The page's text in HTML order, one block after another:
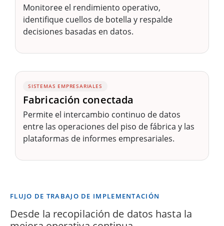
Monitoree el rendimiento operativo,
identifique cuellos de botella y respalde
decisiones basadas en datos.
SISTEMAS EMPRESARIALES
Fabricación conectada
Permite el intercambio continuo de datos
entre las operaciones del piso de fábrica y las
plataformas de informes empresariales.
FLUJO DE TRABAJO DE IMPLEMENTACIÓN
Desde la recopilación de datos hasta la